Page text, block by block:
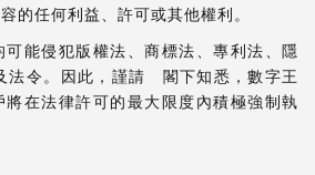
的任何利益、許可或其他權利。
能侵犯版權法、商標法、專利法、隱
法令。因此，謹請 閣下知悉，數字王
在法律許可的最大限度內積極強制執